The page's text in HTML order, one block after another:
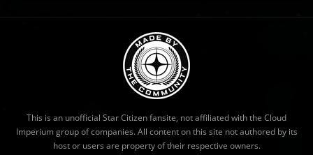
This is an unofficial Star Citizen fansite, not affiliated with the Cloud
Imperium group of companies. All content on this site not authored by its
host or users are property of their respective owners.